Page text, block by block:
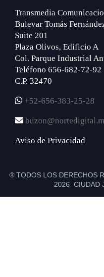
Transmedia
Bulevar Tomás
Suite 201
Plaza Olivos, Edificio A
Col. Parque Industrial
Teléfono 656-682-72-92
C.P. 32470
+52-656-383-25-28
Aviso de Privacidad
® TODOS LOS DERECHOS
2026 CIUDAD